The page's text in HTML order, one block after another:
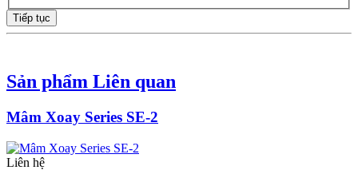
Tiếp tục
Sản phẩm Liên quan
Mâm Xoay Series SE-2
Liên hệ